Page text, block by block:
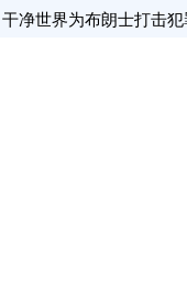
干净世界为布朗士打击